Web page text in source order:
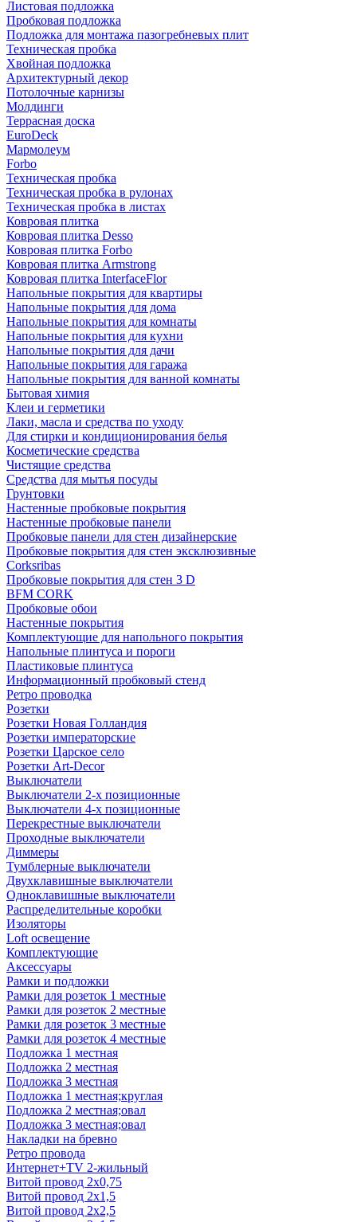
Листовая подложка
Пробковая подложка
Подложка для монтажа пазогребневых плит
Техническая пробка
Хвойная подложка
Архитектурный декор
Потолочные карнизы
Молдинги
Террасная доска
EuroDeck
Мармолеум
Forbo
Техническая пробка
Техническая пробка в рулонах
Техническая пробка в листах
Ковровая плитка
Ковровая плитка Desso
Ковровая плитка Forbo
Ковровая плитка Armstrong
Ковровая плитка InterfaceFlor
Напольные покрытия для квартиры
Напольные покрытия для дома
Напольные покрытия для комнаты
Напольные покрытия для кухни
Напольные покрытия для дачи
Напольные покрытия для гаража
Напольные покрытия для ванной комнаты
Бытовая химия
Клеи и герметики
Лаки, масла и средства по уходу
Для стирки и кондиционирования белья
Косметические средства
Чистящие средства
Средства для мытья посуды
Грунтовки
Настенные пробковые покрытия
Настенные пробковые панели
Пробковые панели для стен дизайнерские
Пробковые покрытия для стен эксклюзивные
Corksribas
Пробковые покрытия для стен 3 D
BFM CORK
Пробковые обои
Настенные покрытия
Комплектующие для напольного покрытия
Напольные плинтуса и пороги
Пластиковые плинтуса
Информационный пробковый стенд
Ретро проводка
Розетки
Розетки Новая Голландия
Розетки императорские
Розетки Царское село
Розетки Art-Decor
Выключатели
Выключатели 2-х позиционные
Выключатели 4-х позиционные
Перекрестные выключатели
Проходные выключатели
Диммеры
Тумблерные выключатели
Двухклавишные выключатели
Одноклавишные выключатели
Распределительные коробки
Изоляторы
Loft освещение
Комплектующие
Аксессуары
Рамки и подложки
Рамки для розеток 1 местные
Рамки для розеток 2 местные
Рамки для розеток 3 местные
Рамки для розеток 4 местные
Подложка 1 местная
Подложка 2 местная
Подложка 3 местная
Подложка 1 местная;круглая
Подложка 2 местная;овал
Подложка 3 местная;овал
Накладки на бревно
Ретро провода
Интернет+TV 2-жильный
Витой провод 2x0,75
Витой провод 2x1,5
Витой провод 2x2,5